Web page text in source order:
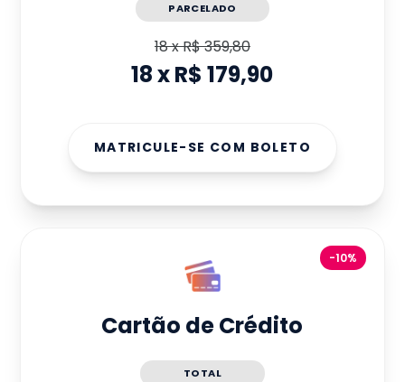
PARCELADO
18xR$ 359,80
18xR$ 179,90
MATRICULE-SE COM BOLETO
-10%
Cartão de Crédito
TOTAL